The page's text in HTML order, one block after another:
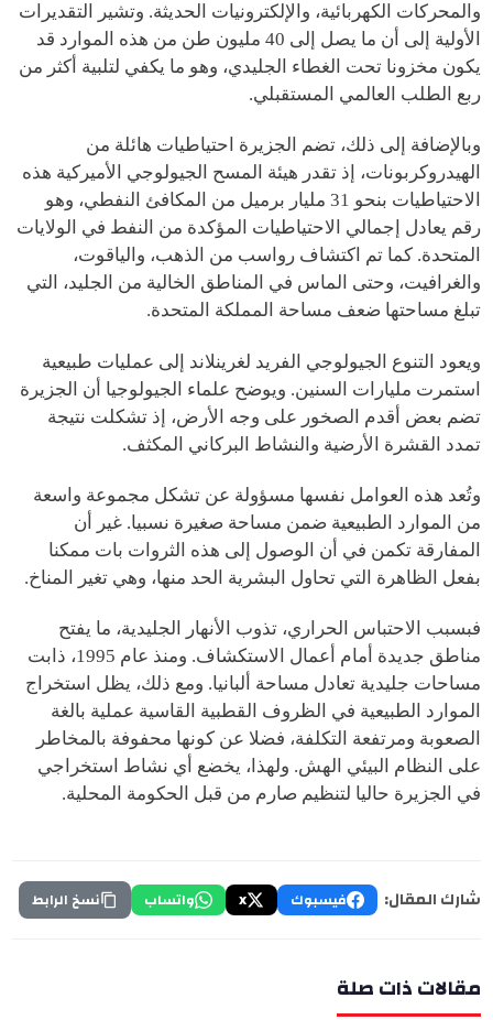
والمحركات الكهربائية، والإلكترونيات الحديثة. وتشير التقديرات
الأولية إلى أن ما يصل إلى 40 مليون طن من هذه الموارد قد
يكون مخزونا تحت الغطاء الجليدي، وهو ما يكفي لتلبية أكثر من
ربع الطلب العالمي المستقبلي.
وبالإضافة إلى ذلك، تضم الجزيرة احتياطيات هائلة من
الهيدروكربونات، إذ تقدر هيئة المسح الجيولوجي الأميركية هذه
الاحتياطيات بنحو 31 مليار برميل من المكافئ النفطي، وهو
رقم يعادل إجمالي الاحتياطيات المؤكدة من النفط في الولايات
المتحدة. كما تم اكتشاف رواسب من الذهب، والياقوت،
والغرافيت، وحتى الماس في المناطق الخالية من الجليد، التي
تبلغ مساحتها ضعف مساحة المملكة المتحدة.
ويعود التنوع الجيولوجي الفريد لغرينلاند إلى عمليات طبيعية
استمرت مليارات السنين. ويوضح علماء الجيولوجيا أن الجزيرة
تضم بعض أقدم الصخور على وجه الأرض، إذ تشكلت نتيجة
تمدد القشرة الأرضية والنشاط البركاني المكثف.
وتُعد هذه العوامل نفسها مسؤولة عن تشكل مجموعة واسعة
من الموارد الطبيعية ضمن مساحة صغيرة نسبيا. غير أن
المفارقة تكمن في أن الوصول إلى هذه الثروات بات ممكنا
بفعل الظاهرة التي تحاول البشرية الحد منها، وهي تغير المناخ.
فبسبب الاحتباس الحراري، تذوب الأنهار الجليدية، ما يفتح
مناطق جديدة أمام أعمال الاستكشاف. ومنذ عام 1995، ذابت
مساحات جليدية تعادل مساحة ألبانيا. ومع ذلك، يظل استخراج
الموارد الطبيعية في الظروف القطبية القاسية عملية بالغة
الصعوبة ومرتفعة التكلفة، فضلا عن كونها محفوفة بالمخاطر
على النظام البيئي الهش. ولهذا، يخضع أي نشاط استخراجي
في الجزيرة حاليا لتنظيم صارم من قبل الحكومة المحلية.
شارك المقال: فيسبوك X واتساب نسخ الرابط
مقالات ذات صلة